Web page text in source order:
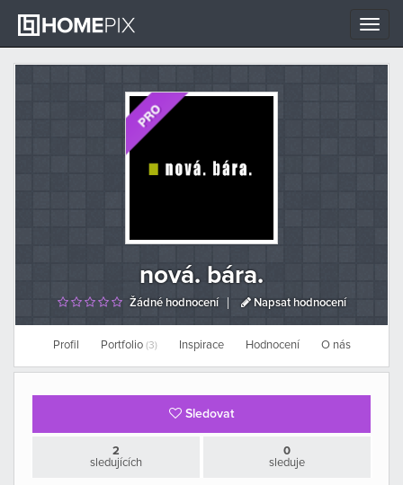
Toggle
nová. bára.
Žádné hodnocení Napsat hodnocení
Profil Portfolio (3) Inspirace Hodnocení O nás
Sledovat
2
sledujících
0
sleduje